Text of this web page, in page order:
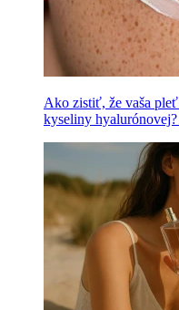
Ako zistiť, že vaša
kyseliny